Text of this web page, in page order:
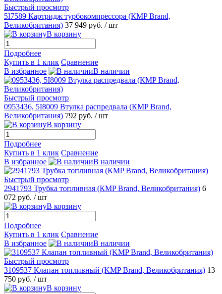
Быстрый просмотр
5I7589 Картридж турбокомпрессора (КMP Brand,
Великобритания) 37 949 руб. / шт
В корзину
Подробнее
Купить в 1 клик Сравнение
В избранное
В наличии
Быстрый просмотр
0953436, 5I8009 Втулка распредвала (КMP Brand,
Великобритания) 792 руб. / шт
В корзину
Подробнее
Купить в 1 клик Сравнение
В избранное
В наличии
Быстрый просмотр
2941793 Трубка топливная (КMP Brand, Великобритания) 6
072 руб. / шт
В корзину
Подробнее
Купить в 1 клик Сравнение
В избранное
В наличии
Быстрый просмотр
3109537 Клапан топливный (KMP Brand, Великобритания) 13
750 руб. / шт
В корзину